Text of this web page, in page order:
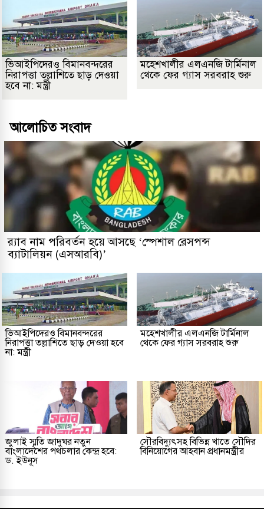
ভিআইপিদেরও বিমানবন্দরের
নিরাপত্তা তল্লাশিতে ছাড় দেওয়া
হবে না: মন্ত্রী
মহেশখালীর এলএনজি টার্মিনাল
থেকে ফের গ্যাস সরবরাহ শুরু
আলোচিত সংবাদ
র‌্যাব নাম পরিবর্তন হয়ে আসছে ‘স্পেশাল রেসপন্স
ব্যাটালিয়ন (এসআরবি)’
ভিআইপিদেরও বিমানবন্দরের
নিরাপত্তা তল্লাশিতে ছাড় দেওয়া হবে
না: মন্ত্রী
মহেশখালীর এলএনজি টার্মিনাল
থেকে ফের গ্যাস সরবরাহ শুরু
জুলাই স্মৃতি জাদুঘর নতুন
বাংলাদেশের পথচলার কেন্দ্র হবে:
ড. ইউনূস
সৌরবিদ্যুৎসহ বিভিন্ন খাতে সৌদির
বিনিয়োগের আহবান প্রধানমন্ত্রীর